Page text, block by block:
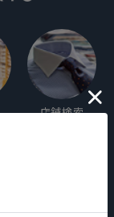
店舗検索